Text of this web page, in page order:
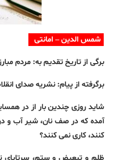
شمس الدین – امانتی
برگی از تاریخ تقدیم به: مردم
برگرفته از پیام: نشریه صدای انقلاب
شاید روزی چندین بار از در
آمده که در صف نان، شیر آب و
کنند، کاری نمی کنند؟